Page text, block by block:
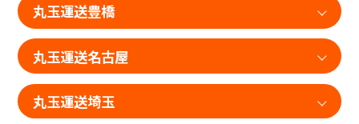
丸玉運送豊橋
丸玉運送名古屋
丸玉運送埼玉